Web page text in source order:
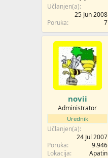
Učlanjen(a)
25 Jun 2008
Poruka
7
novii
Administrator
Urednik
Učlanjen(a)
24 Jul 2007
Poruka
9.946
Lokacija
Apatin